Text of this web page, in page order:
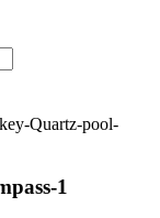
Quartz-pool-
1